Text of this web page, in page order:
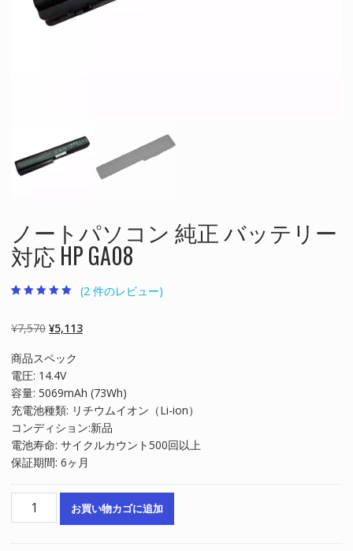
ノートパソコン 純正 バッテリー
対応 HP GA08
評価のうち、
5.00点
(2 件のレビュー)
¥7,570 元
価
格
は
¥7,570
で
し
た。
¥5,113現
格
は
¥5,113
で
す。
商品スペック
電圧: 14.4V
容量: 5069mAh (73Wh)
充電池種類: リチウムイオン（Li-ion）
コンディション:新品
電池寿命: サイクルカウント500回以上
保証期間: 6ヶ月
お買い物カゴに追加